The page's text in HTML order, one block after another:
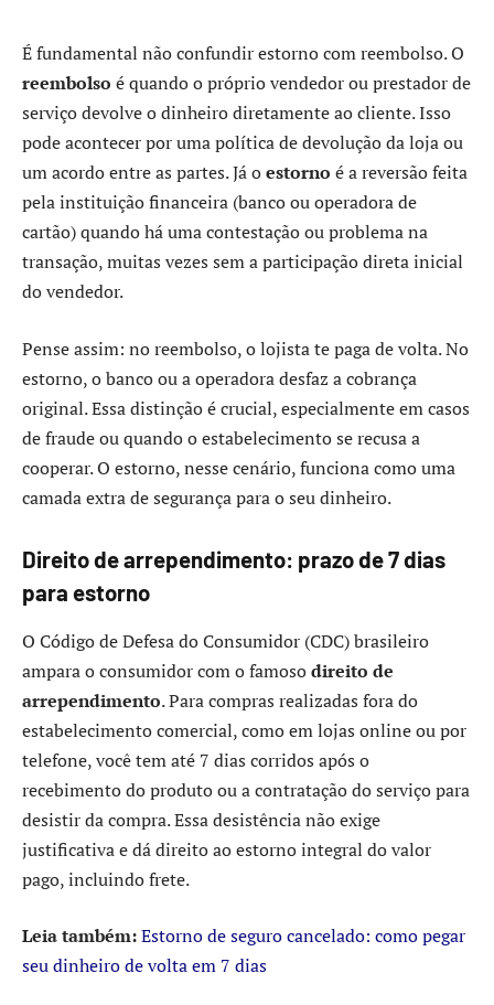
É fundamental não confundir estorno com reembolso. O
reembolso é quando o próprio vendedor ou prestador de
serviço devolve o dinheiro diretamente ao cliente. Isso
pode acontecer por uma política de devolução da loja ou
um acordo entre as partes. Já oestorno é a reversão feita
pela instituição financeira (banco ou operadora de
cartão) quando há uma contestação ou problema na
transação, muitas vezes sem a participação direta inicial
do vendedor.
Pense assim: no reembolso, o lojista te paga de volta. No
estorno, o banco ou a operadora desfaz a cobrança
original. Essa distinção é crucial, especialmente em casos
de fraude ou quando o estabelecimento se recusa a
cooperar. O estorno, nesse cenário, funciona como uma
camada extra de segurança para o seu dinheiro.
Direito de arrependimento: prazo de 7 dias
para estorno
O Código de Defesa do Consumidor (CDC) brasileiro
ampara o consumidor com o famosodireito de
arrependimento. Para compras realizadas fora do
estabelecimento comercial, como em lojas online ou por
telefone, você tem até 7 dias corridos após o
recebimento do produto ou a contratação do serviço para
desistir da compra. Essa desistência não exige
justificativa e dá direito ao estorno integral do valor
pago, incluindo frete.
Leia também:Estorno de seguro cancelado: como pegar
seu dinheiro de volta em 7 dias